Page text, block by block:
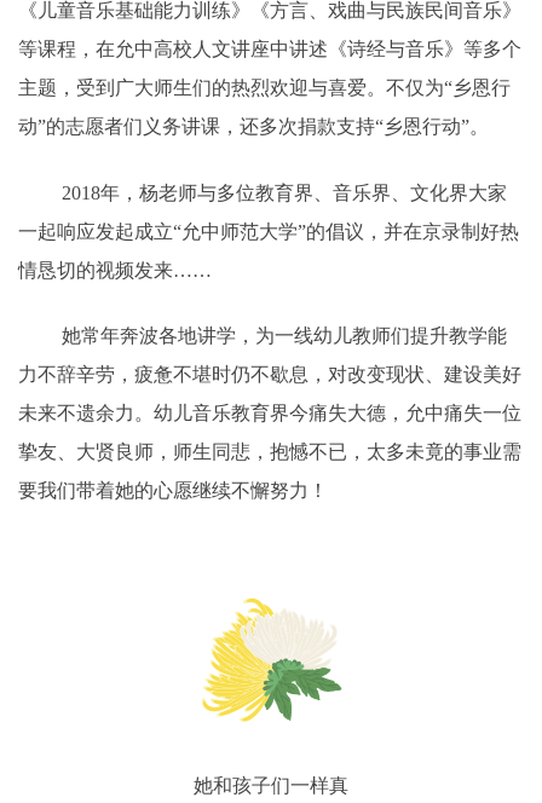
《儿童音乐基础能力训练》《方言、戏曲与民族民间音乐》
等课程，在允中高校人文讲座中讲述《诗经与音乐》等多个
主题，受到广大师生们的热烈欢迎与喜爱。不仅为“乡恩行
动”的志愿者们义务讲课，还多次捐款支持“乡恩行动”。
2018年，杨老师与多位教育界、音乐界、文化界大家
一起响应发起成立“允中师范大学”的倡议，并在京录制好热
情恳切的视频发来……
她常年奔波各地讲学，为一线幼儿教师们提升教学能
力不辞辛劳，疲惫不堪时仍不歇息，对改变现状、建设美好
未来不遗余力。幼儿音乐教育界今痛失大德，允中痛失一位
挚友、大贤良师，师生同悲，抱憾不已，太多未竟的事业需
要我们带着她的心愿继续不懈努力！
她和孩子们一样真